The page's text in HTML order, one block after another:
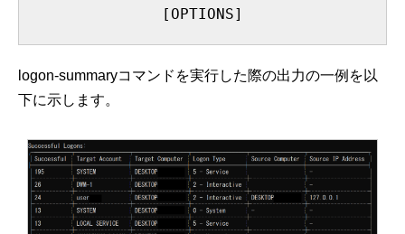
[OPTIONS]
logon-summaryコマンドを実行した際の出力の一例を以
下に示します。